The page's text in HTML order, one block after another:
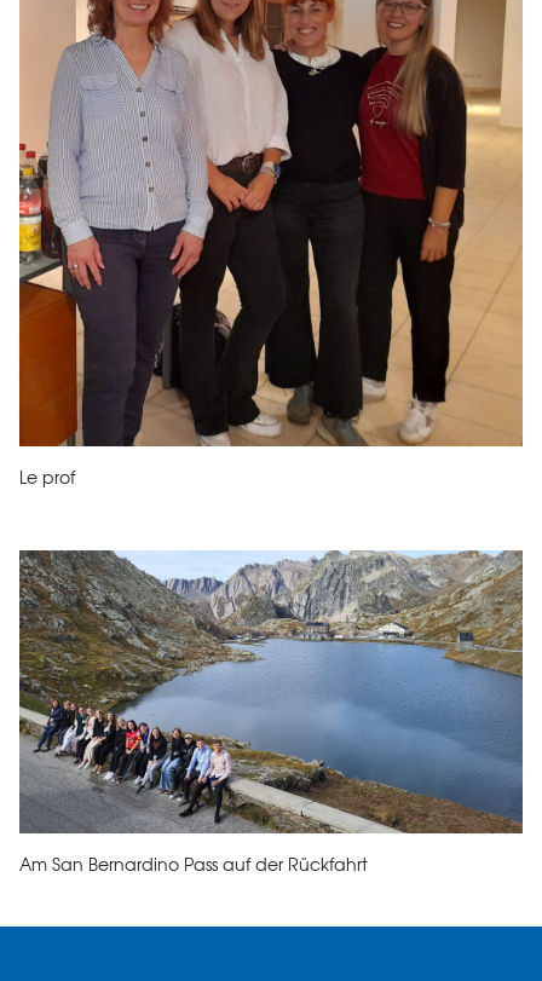
Le prof
Am San Bernardino Pass auf der Rückfahrt